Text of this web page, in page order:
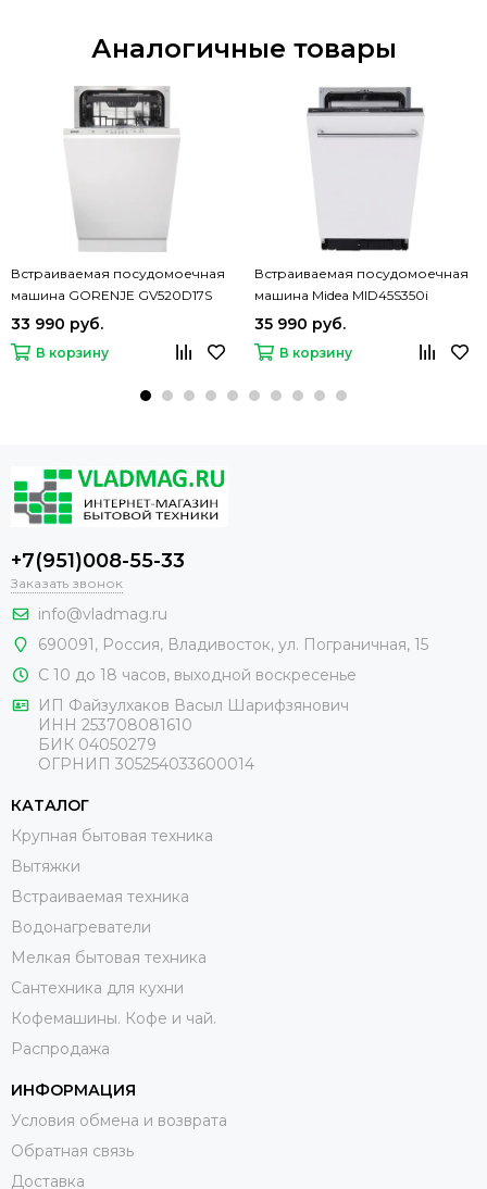
Аналогичные товары
Встраиваемая посудомоечная
машина GORENJE GV520D17S
33 990 руб.
В корзину
Встраиваемая посудомоечная
машина Midea MID45S350i
35 990 руб.
В корзину
+7(951)008-55-33
Заказать звонок
info@vladmag.ru
690091, Россия, Владивосток, ул. Пограничная, 15
С 10 до 18 часов, выходной воскресенье
ИП Файзулхаков Васыл Шарифзянович
ИНН 253708081610
БИК 04050279
ОГРНИП 305254033600014
КАТАЛОГ
Крупная бытовая техника
Вытяжки
Встраиваемая техника
Водонагреватели
Мелкая бытовая техника
Сантехника для кухни
Кофемашины. Кофе и чай.
Распродажа
ИНФОРМАЦИЯ
Условия обмена и возврата
Обратная связь
Доставка